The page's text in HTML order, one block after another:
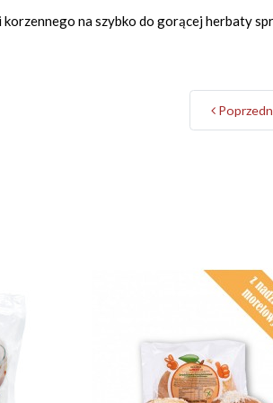
korzennego na szybko do gorącej herbaty